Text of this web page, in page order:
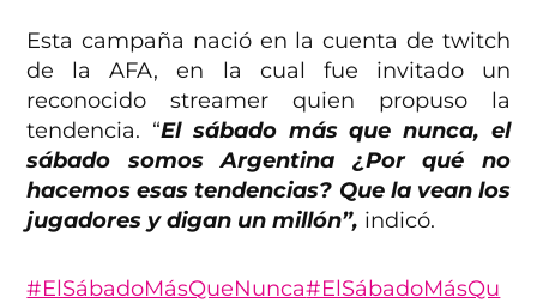
Esta campaña nació en la cuenta de twitch
de la AFA, en la cual fue invitado un
reconocido streamer quien propuso la
tendencia. “El sábado más que nunca, el
sábado somos Argentina ¿Por qué no
hacemos esas tendencias? Que la vean los
jugadores y digan un millón”, indicó.
#ElSábadoMásQueNunca#ElSábadoMásQu